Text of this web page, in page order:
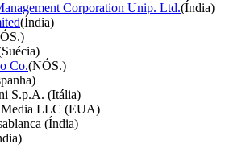
Corporation Unip. Ltd.(Índia)
(Índia)
Co.(NÓS.)
S.p.A. (Itália)
Media LLC (EUA)
(Índia)